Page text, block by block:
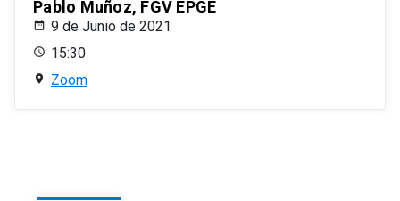
Pablo Muñoz, FGV EPGE
9 de Junio de 2021
15:30
Zoom